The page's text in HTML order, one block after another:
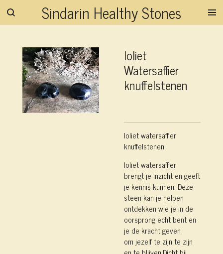
Ga
hoofdinhoud
Sindarin Healthy Stones
Ioliet
Watersaffier
knuffelstenen
Ioliet watersaffier
knuffelstenen
Iolietwatersaffier
brengt je inzicht en geeft
je kennis kunnen. Deze
steen kan je helpen
ontdekken wie je in de
oorsprong echt bent en
je de kracht geven
om jezelf te zijn te zijn